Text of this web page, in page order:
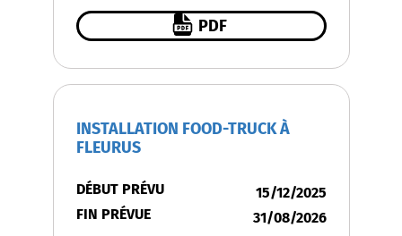
PDF
INSTALLATION FOOD-TRUCK À
FLEURUS
DÉBUT PRÉVU
15/12/2025
FIN PRÉVUE
31/08/2026